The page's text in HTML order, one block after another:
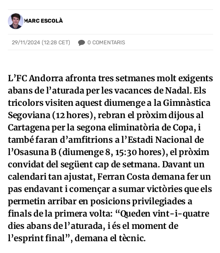
MARC ESCOLÀ
29/11/2024 (12:28 CET) 0 COMENTARIS
L’FC Andorra afronta tres setmanes molt exigents
abans de l’aturada per les vacances de Nadal. Els
tricolors visiten aquest diumenge a la Gimnàstica
Segoviana (12 hores), rebran el pròxim dijous al
Cartagena per la segona eliminatòria de Copa, i
també faran d’amfitrions a l’Estadi Nacional de
l’Osasuna B (diumenge 8, 15:30 hores), el pròxim
convidat del següent cap de setmana. Davant un
calendari tan ajustat, Ferran Costa demana fer un
pas endavant i començar a sumar victòries que els
permetin arribar en posicions privilegiades a
finals de la primera volta: “Queden vint-i-quatre
dies abans de l’aturada, i és el moment de
l’esprint final”, demana el tècnic.